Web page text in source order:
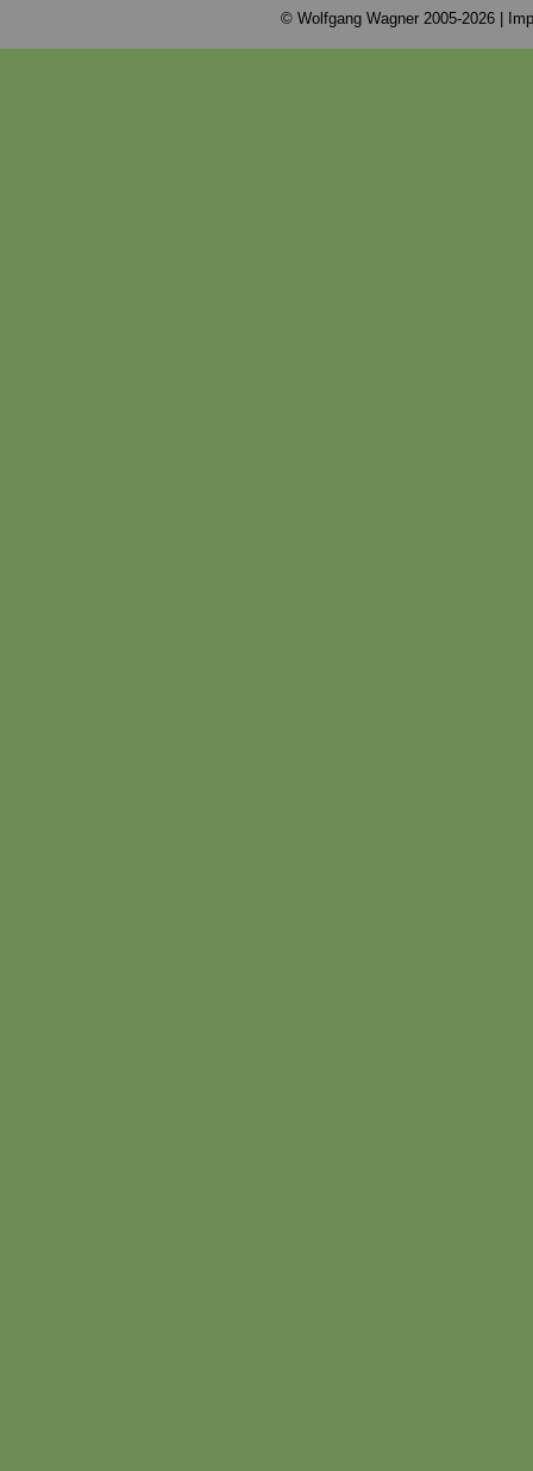
© Wolfgang Wagner 2005-2026 |